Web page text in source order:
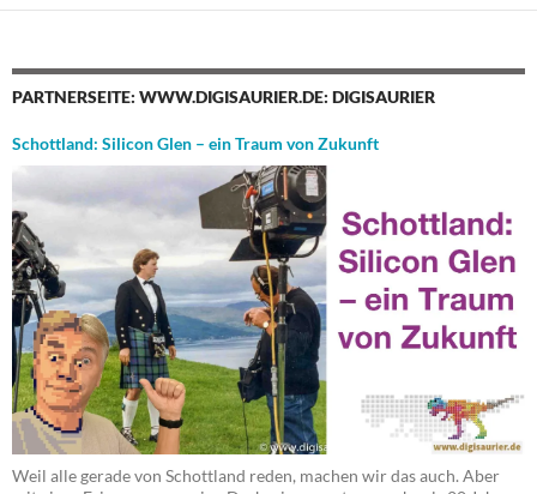
PARTNERSEITE: WWW.DIGISAURIER.DE: DIGISAURIER
Schottland: Silicon Glen – ein Traum von Zukunft
Weil alle gerade von Schottland reden, machen wir das auch. Aber